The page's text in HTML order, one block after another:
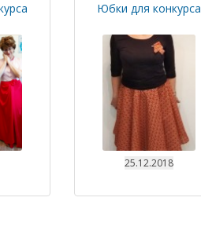
Юбки для конкурса
25.12.2018